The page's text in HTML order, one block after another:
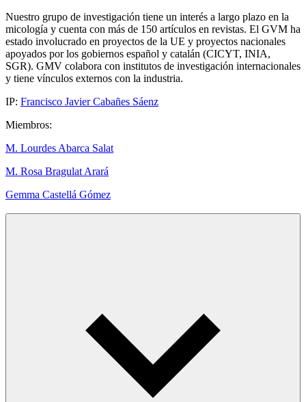
Nuestro grupo de investigación tiene un interés a largo plazo en la
micología y cuenta con más de 150 artículos en revistas. El GVM ha
estado involucrado en proyectos de la UE y proyectos nacionales
apoyados por los gobiernos español y catalán (CICYT, INIA,
SGR). GMV colabora con institutos de investigación internacionales
y tiene vínculos externos con la industria.
IP: Francisco Javier Cabañes Sáenz
Miembros:
M. Lourdes Abarca Salat
M. Rosa Bragulat Arará
Gemma Castellá Gómez